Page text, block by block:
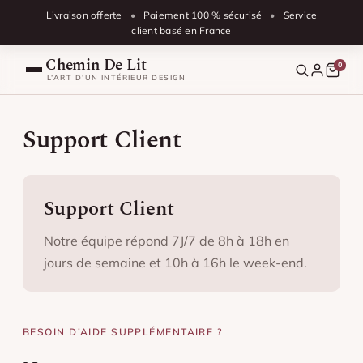
Aller au contenu
Livraison offerte • Paiement 100 % sécurisé •
Service
client basé en France
Chemin De Lit
L’ART D’UN INTÉRIEUR DESIGN
Chemin de lit blanc
Chemin de lit beige
Chemin de lit bleu
Blog
FAQ
0
Support Client
Support Client
Notre équipe répond 7J/7 de 8h à 18h en
jours de semaine et 10h à 16h le week-end.
BESOIN D’AIDE SUPPLÉMENTAIRE ?